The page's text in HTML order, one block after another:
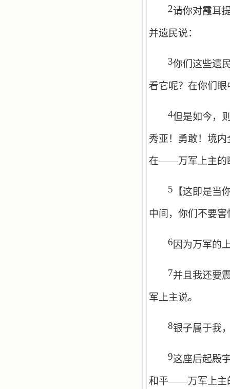
2请你对霞耳
并遗民说：
3你们这些遗
看它呢？在你们
4但是如今，
秀亚！勇敢！境
在——万军上主的
5 【这即是当
中间，你们不要
6 因为万军的
7并且我还要
军上主说。
8银子属于我
9这座后起殿
和平——万军上主